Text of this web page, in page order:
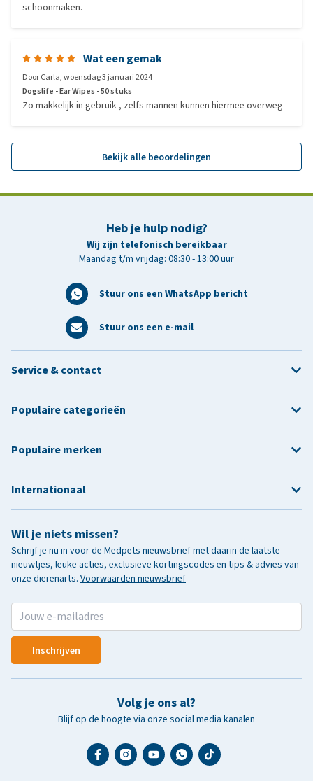
schoonmaken.
Wat een gemak
DoorCarla,woensdag 3 januari 2024
Dogslife - Ear Wipes - 50 stuks
Zo makkelijk in gebruik , zelfs mannen kunnen hiermee overweg
Bekijk alle beoordelingen
Heb je hulp nodig?
Wij zijn telefonisch bereikbaar
Maandag t/m vrijdag: 08:30 - 13:00 uur
Stuur ons een WhatsApp bericht
Stuur ons een e-mail
Wil je niets missen?
Schrijf je nu in voor de Medpets nieuwsbrief met daarin de laatste
nieuwtjes, leuke acties, exclusieve kortingscodes en tips & advies van
onze dierenarts. Voorwaarden nieuwsbrief
Inschrijven
Volg je ons al?
Blijf op de hoogte via onze social media kanalen
Service & contact
Populaire categorieën
Populaire merken
Internationaal